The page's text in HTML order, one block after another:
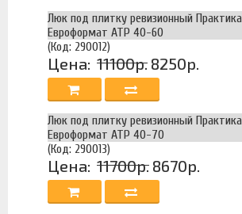
Люк под плитку ревизионный Практика
Евроформат АТР 40-60
(Код: 290012)
Цена: 11100р. 8250р.
Люк под плитку ревизионный Практика
Евроформат АТР 40-70
(Код: 290013)
Цена: 11700р. 8670р.